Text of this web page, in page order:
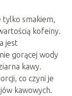
tylko smakiem,
kofeiny.
jest
gorącej wody
kawy.
co czyni je
kawowych.